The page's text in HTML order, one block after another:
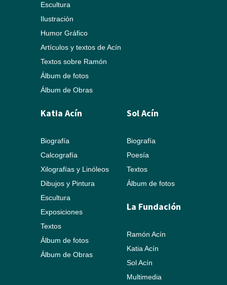
Escultura
Ilustración
Humor Gráfico
Artículos y textos de Acín
Textos sobre Ramón
Álbum de fotos
Álbum de Obras
Katia Acín
Biografía
Calcografía
Xilografías y Linóleos
Dibujos y Pintura
Escultura
Exposiciones
Textos
Álbum de fotos
Álbum de Obras
Sol Acín
Biografía
Poesía
Textos
Álbum de fotos
La Fundación
Ramón Acín
Katia Acín
Sol Acín
Multimedia